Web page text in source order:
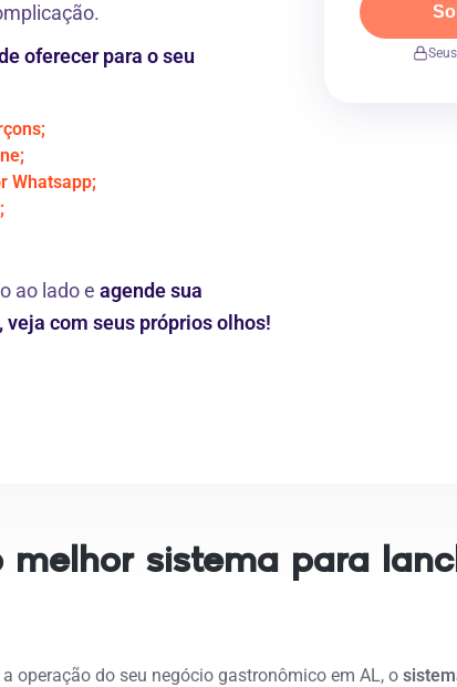
oferecer para o seu
Whatsapp;
ao lado eagende sua
com seus próprios olhos!
melhor sistema para
operação do seu negócio gastronômico em AL, o